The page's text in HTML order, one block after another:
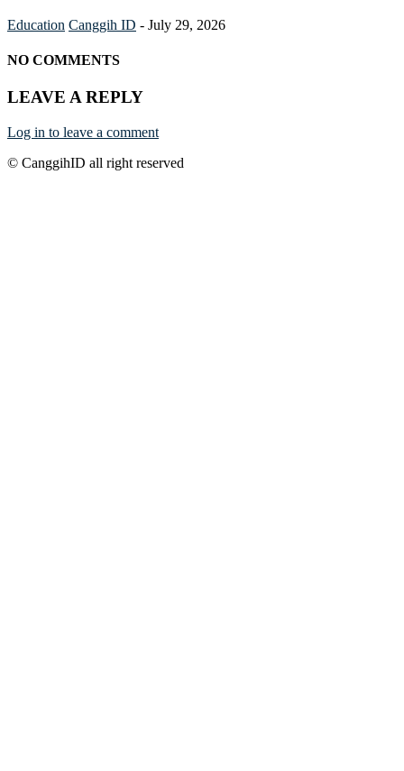
Education Canggih ID - July 29, 2026
NO COMMENTS
LEAVE A REPLY
Log in to leave a comment
© CanggihID all right reserved